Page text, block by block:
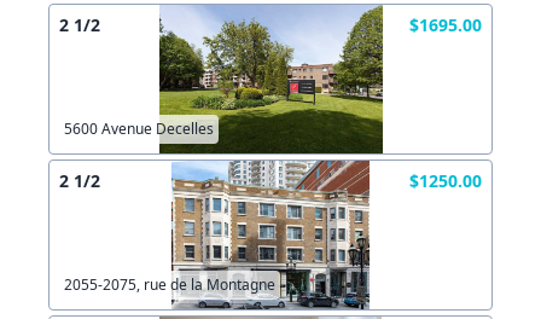
2 1/2 $1695.00
5600 Avenue Decelles
2 1/2 $1250.00
2055-2075, rue de la Montagne